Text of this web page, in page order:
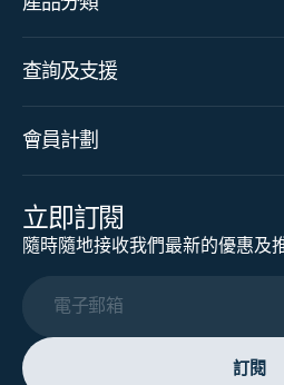
查詢及支援
會員計劃
立即訂閱
隨時隨地接收我們最新的優惠及
電子郵箱
訂閱